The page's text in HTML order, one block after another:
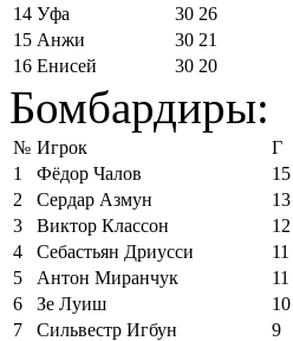
14 Уфа 30 26
15 Анжи 30 21
16 Енисей 30 20
Бомбардиры:
№ Игрок
Г
1
Фёдор Чалов
15
2
Сердар Азмун
13
3
Виктор Классон
12
4
Себастьян Дриусси
11
5
Антон Миранчук
11
6
Зе Луиш
10
7
Сильвестр Игбун
9